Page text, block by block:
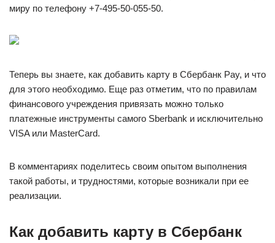
миру по телефону +7-495-50-055-50.
Теперь вы знаете, как добавить карту в Сбербанк Pay, и что
для этого необходимо. Еще раз отметим, что по правилам
финансового учреждения привязать можно только
платежные инструменты самого Sberbank и исключительно
VISA или MasterCard.
В комментариях поделитесь своим опытом выполнения
такой работы, и трудностями, которые возникали при ее
реализации.
Как добавить карту в Сбербанк